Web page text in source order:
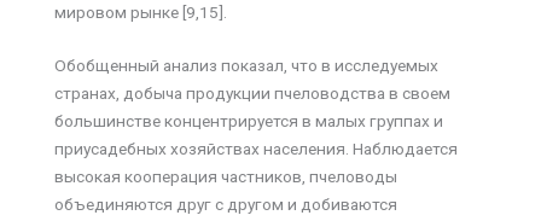
мировом рынке [9,15].
Обобщенный анализ показал, что в исследуемых
странах, добыча продукции пчеловодства в своем
большинстве концентрируется в малых группах и
приусадебных хозяйствах населения. Наблюдается
высокая кооперация частников, пчеловоды
объединяются друг с другом и добиваются